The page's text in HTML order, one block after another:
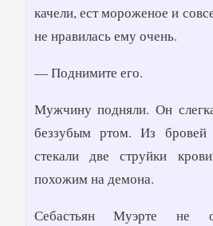
качели, ест мороженое и
не нравилась ему очень.
— Поднимите его.
Мужчину подняли. Он
беззубым ртом. Из
стекали две струйки
похожим на демона.
Себастьян Муэрте не